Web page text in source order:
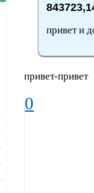
привет и
привет-привет
0